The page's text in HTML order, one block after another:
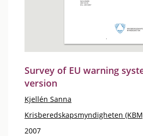
Survey of EU warning
version
Kjellén Sanna
Krisberedskapsmyndigheten
2007